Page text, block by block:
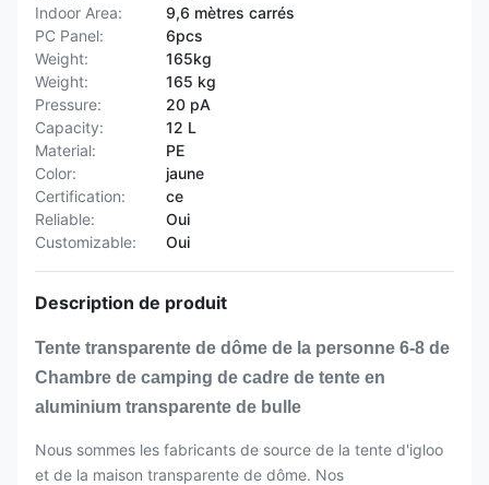
Indoor Area:
9,6 mètres carrés
PC Panel:
6pcs
Weight:
165kg
Weight:
165 kg
Pressure:
20 pA
Capacity:
12 L
Material:
PE
Color:
jaune
Certification:
ce
Reliable:
Oui
Customizable:
Oui
Description de produit
Tente transparente de dôme de la personne 6-8 de
Chambre de camping de cadre de tente en
aluminium transparente de bulle
Nous sommes les fabricants de source de la tente d'igloo
et de la maison transparente de dôme. Nos